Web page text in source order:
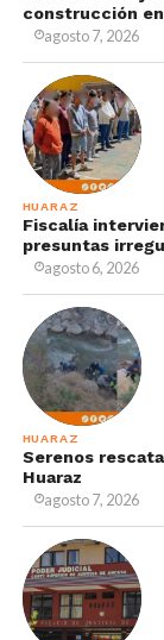
construcción
agosto 7, 2026
HUARAZ
Fiscalía
presuntas
agosto 6, 2026
HUARAZ
Serenos
Huaraz
agosto 7, 2026